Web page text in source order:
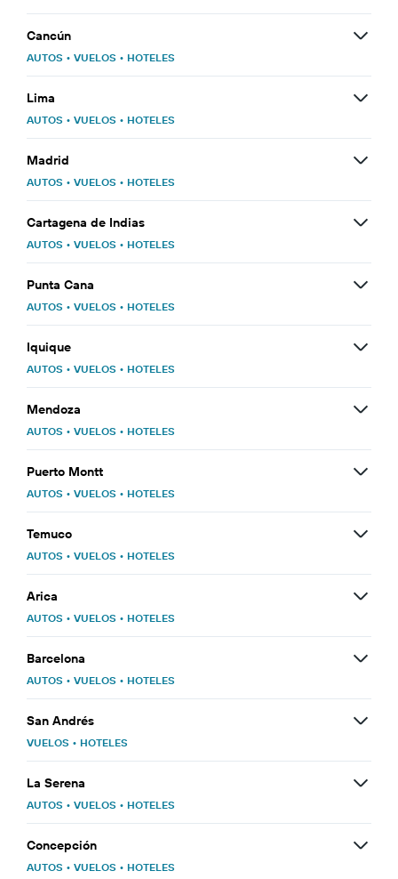
Cancún
AUTOS • VUELOS • HOTELES
Lima
AUTOS • VUELOS • HOTELES
Madrid
AUTOS • VUELOS • HOTELES
Cartagena de Indias
AUTOS • VUELOS • HOTELES
Punta Cana
AUTOS • VUELOS • HOTELES
Iquique
AUTOS • VUELOS • HOTELES
Mendoza
AUTOS • VUELOS • HOTELES
Puerto Montt
AUTOS • VUELOS • HOTELES
Temuco
AUTOS • VUELOS • HOTELES
Arica
AUTOS • VUELOS • HOTELES
Barcelona
AUTOS • VUELOS • HOTELES
San Andrés
VUELOS • HOTELES
La Serena
AUTOS • VUELOS • HOTELES
Concepción
AUTOS • VUELOS • HOTELES